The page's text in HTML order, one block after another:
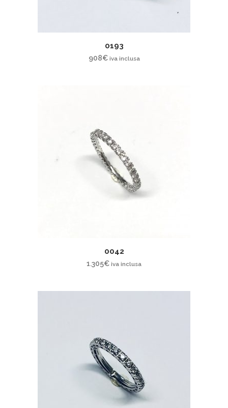
0193
908€ iva inclusa
0042
1.305€ iva inclusa